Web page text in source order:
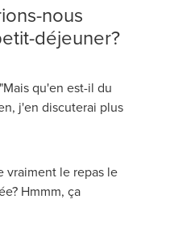
nous
déjeuner?
qu'en est-il du
j'en discuterai plus
vraiment le repas le
Hmmm, ça